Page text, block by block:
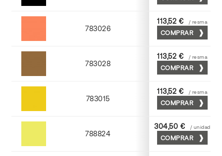
783026
Palosanto
113,52 € / resma
COMPRAR
783028
Tabaco
113,52 € / resma
COMPRAR
783015
Golden
113,52 € / resma
COMPRAR
788824
Cromo
304,50 € / unidad
COMPRAR